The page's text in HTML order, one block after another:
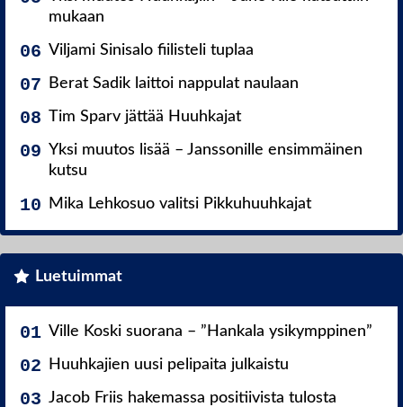
mukaan
Viljami Sinisalo fiilisteli tuplaa
Berat Sadik laittoi nappulat naulaan
Tim Sparv jättää Huuhkajat
Yksi muutos lisää – Janssonille ensimmäinen
kutsu
Mika Lehkosuo valitsi Pikkuhuuhkajat
Luetuimmat
Ville Koski suorana – ”Hankala ysikymppinen”
Huuhkajien uusi pelipaita julkaistu
Jacob Friis hakemassa positiivista tulosta